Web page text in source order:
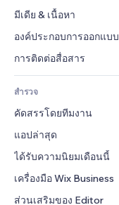
บทวิเคราะห์
โซเชียล
ทำอันดับเว็บไซต์
อีเมล
การจัดส่ง & ส่งมอบสินค้า
ปุ่มการจำหน่าย
คอร์สออนไลน์
บัญชี
คูปอง & ความภักดีในแบรนด์
โซลูชันคลังสินค้า
การดรอปชิป
(Crowdfunding)
โรงแรม
อีเวนท์
ร้านอาหาร
อสังหาริมทรัพย์
การจอง
มีเดีย & เนื้อหา
แกลเลอรี
เพลง
พอดแคสต์
การถ่ายภาพ
วิดีโอ
PDF
การแชร์ไฟล์
ข่าว
องค์ประกอบการออกแบบ
แผนที่  & การนำทาง
ส่วนบุคคล & ความปลอดภัย
นาฬิกา
เทมเพลตเพจ
เอฟเฟกต์รูปภาพ
ปุ่ม & เมนู
แบนเนอร์ & สัญลักษณ์
เครื่องคำนวน
แบบฟอร์ม
แบบสำรวจ
แชต
หมายเหตุ
โทรศัพท์
ชุมชน
สำรวจ
คัดสรรโดยทีมงาน
แอปล่าสุด
ได้รับความนิยมเดือนนี้
เครื่องมือ Wix Business
ส่วนเสริมของ Editor